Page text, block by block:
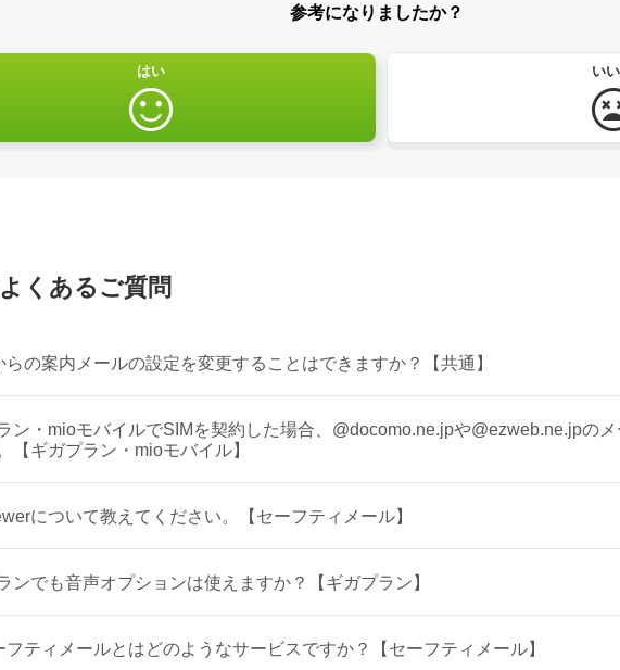
参考になりましたか？
はい い
くあるご質問
らの案内メールの設定を変更することはできますか？【共通】
ン・mioモバイルでSIMを契約した場合、@docomo.ne.jpや@ezweb.ne.jpの
【ギガプラン・mioモバイル】
について教えてください。【セーフティメール】
ンでも音声オプションは使えますか？【ギガプラン】
フティメールとはどのようなサービスですか？【セーフティメール】